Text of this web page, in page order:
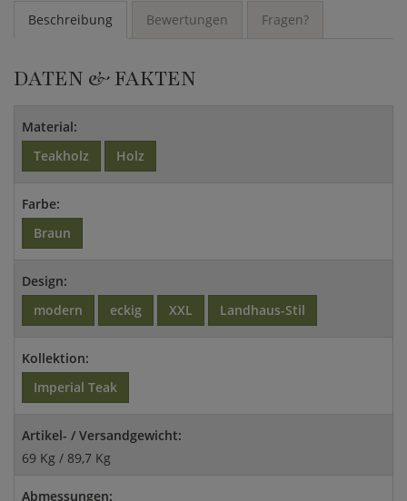
Beschreibung Bewertungen Fragen?
DATEN & FAKTEN
Material:
Teakholz
Holz
Farbe:
Braun
Design:
modern
eckig XXL Landhaus-Stil
Kollektion:
Imperial Teak
Artikel- / Versandgewicht:
69 Kg / 89,7 Kg
Abmessungen: